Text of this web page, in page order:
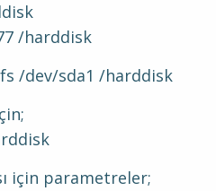
/harddisk
/dev/sda1 /harddisk
için parametreler;